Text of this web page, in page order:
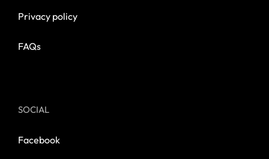
Privacy policy
FAQs
SOCIAL
Facebook